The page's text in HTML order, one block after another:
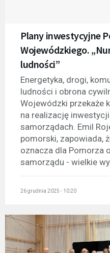
Plany inwestycyjne
Wojewódzkiego.
ludności”
Energetyka, drogi,
ludności i obrona
Wojewódzki przekaże
na realizację
samorządach. Emil
pomorski, zapowiada,
oznacza dla Pomorza
samorządu - wielkie
26 grudnia 2025 - 10:20